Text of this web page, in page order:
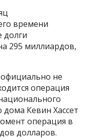
времени
долги
295 миллиардов,
не
операция
дома Кевин Хассет
операция в
долларов.